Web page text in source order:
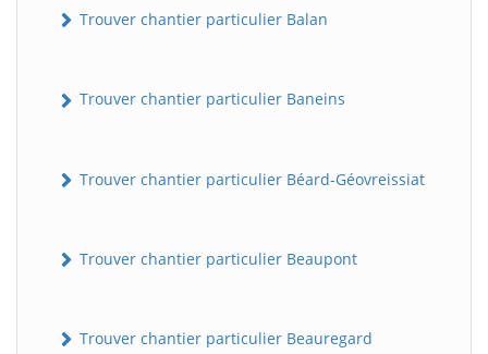
Trouver chantier particulier Balan
Trouver chantier particulier Baneins
Trouver chantier particulier Béard-Géovreissiat
Trouver chantier particulier Beaupont
Trouver chantier particulier Beauregard